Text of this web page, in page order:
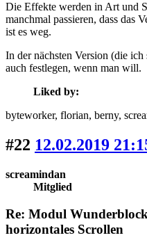
Die Effekte werden in Art und
manchmal passieren, dass das
ist es weg.
In der nächsten Version (die
auch festlegen, wenn man will.
Liked by:
byteworker, florian, berny,
#22 12.02.2019
screamindan
Mitglied
Re: Modul
horizontales Scrollen